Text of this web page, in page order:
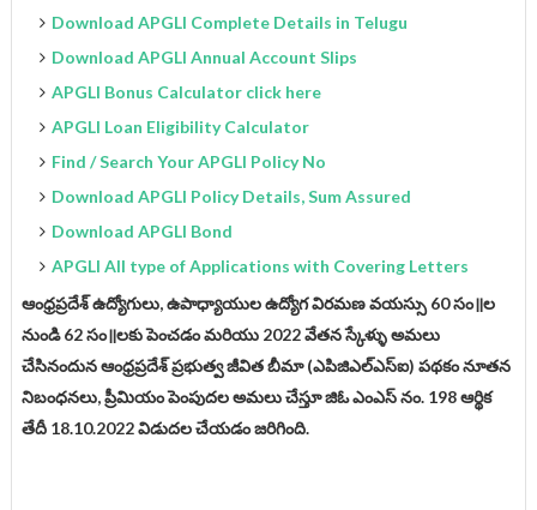
Download APGLI Complete Details in Telugu
Download APGLI Annual Account Slips
APGLI Bonus Calculator click here
APGLI Loan Eligibility Calculator
Find / Search Your APGLI Policy No
Download APGLI Policy Details, Sum Assured
Download APGLI Bond
APGLI All type of Applications with Covering Letters
ఆంధ్రప్రదేశ్ ఉద్యోగులు, ఉపాధ్యాయుల ఉద్యోగ విరమణ వయస్సు 60 సం॥ల
నుండి 62 సం॥లకు పెంచడం మరియు 2022 వేతన స్కేళ్ళు అమలు
చేసినందున ఆంధ్రప్రదేశ్ ప్రభుత్వ జీవిత బీమా (ఎపిజిఎల్ఎస్ఐ) పథకం నూతన
నిబంధనలు, ప్రీమియం పెంపుదల అమలు చేస్తూ జిఓ ఎంఎస్ నం. 198 ఆర్థిక
తేదీ 18.10.2022 విడుదల చేయడం జరిగింది.